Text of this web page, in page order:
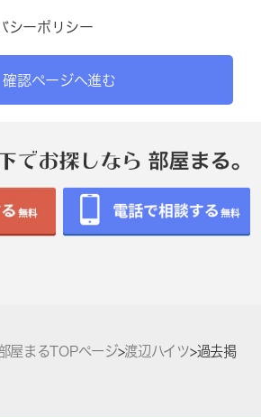
シーポリシー
確認ページへ進む
屋まるTOPページ>渡辺ハイツ>過去掲